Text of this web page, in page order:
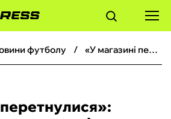
футболу «У магазині‎ перетнулися»: гравець Барселони поділився історією знайомства з Довбиком